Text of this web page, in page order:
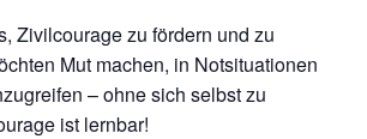
Zivilcourage zu fördern und zu
Mut machen, in Notsituationen
– ohne sich selbst zu
ist lernbar!